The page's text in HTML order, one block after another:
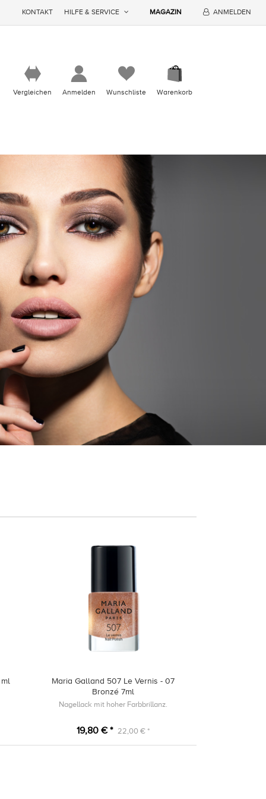
KONTAKT HILFE & SERVICE MAGAZIN ANMELDEN
Vergleichen Anmelden Wunschliste Warenkorb
Maria Galland 507 Le Vernis - 07
Bronzé 7ml
Nagellack mit hoher Farbbrillanz.
19,80 € * 22,00 € *